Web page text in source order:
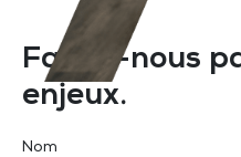
Faites-nous
enjeux.
Nom